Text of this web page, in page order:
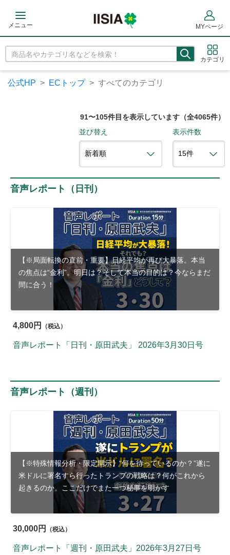
メニュー
カテゴリ
MYページ
公式HP ECトップ すべてのカテゴリ
91〜105件目を表示しています（全4065件）
並び替え
表示件数
音声レポート（日刊）
【※局面転換の直前・重要】日経平均が再び大暴落。本当
の焦点は“金利”。明日は？そして本当の目的は？今ならまだ
間に合う！
4,800円 （税込）
音声レポート「日刊・原田武夫」 2026年3月30日号
音声レポート（週刊）
【※特殊情報分析・限定開示】“何を待っているのか？”遂に
米ドルに署名すら行ったトランプの戦略は？何がこれから
起きるのか。ここだけでまた一つ秘事を明かす
30,000円 （税込）
音声レポート「週刊・原田武夫」2026年3月27日号